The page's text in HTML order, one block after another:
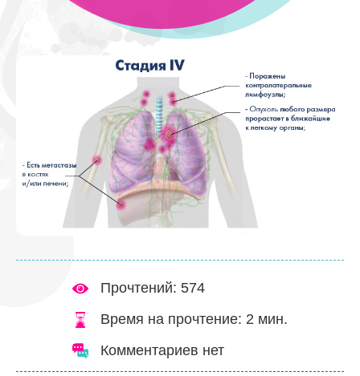
Прочтений: 574
Время на прочтение: 2 мин.
Комментариев нет